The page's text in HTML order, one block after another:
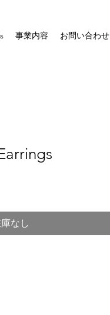
事業内容 お問い合わせ
なし